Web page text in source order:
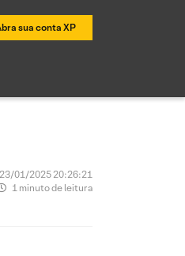
sua conta XP
01/2025 20:26:21
1 minuto de leitura